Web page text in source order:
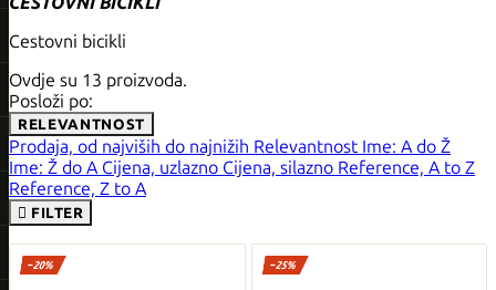
Cestovni bicikli
Ovdje su 13 proizvoda.
Posloži po:
RELEVANTNOST
Prodaja, od najviših do najnižih Relevantnost Ime: A do Ž
Ime: Ž do A Cijena, uzlazno Cijena, silazno Reference, A to Z
Reference, Z to A
 FILTER
−20% −25%